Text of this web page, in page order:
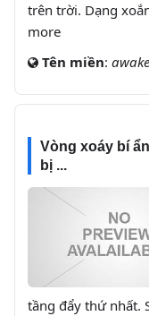
trên trời. Dạng
more
Tên miền:
Vòng xoáy bí
bị ...
tầng đẩy thứ nhất.